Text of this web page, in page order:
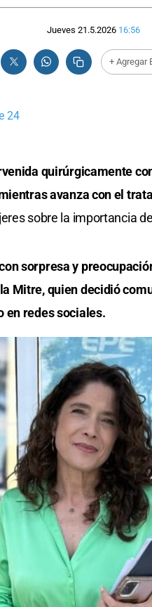
Jueves 21.5.2026 16:56
+ Agregar
24
quirúrgicamente
avanza con el
sobre la importancia
sorpresa y
Mitre, quien decidió
en redes sociales.